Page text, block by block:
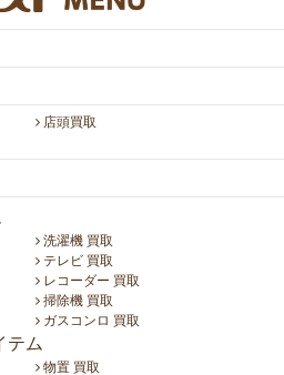
店頭買取
洗濯機 買取
テレビ 買取
レコーダー 買取
掃除機 買取
ガスコンロ 買取
テム
物置 買取